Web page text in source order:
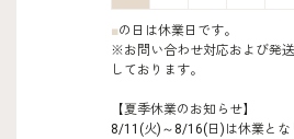
■の日は休業日です。
※お問い合わせ対応および発
しております。
【夏季休業のお知らせ】
8/11(火)～8/16(日)は休業とな